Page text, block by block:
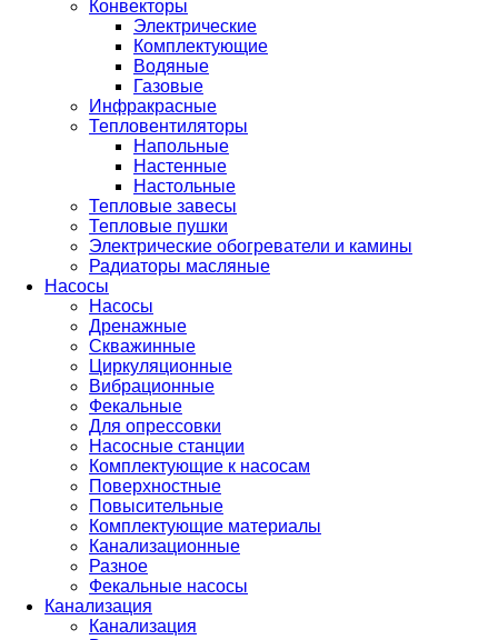
Конвекторы
Электрические
Комплектующие
Водяные
Газовые
Инфракрасные
Тепловентиляторы
Напольные
Настенные
Настольные
Тепловые завесы
Тепловые пушки
Электрические обогреватели и камины
Радиаторы масляные
Насосы
Насосы
Дренажные
Скважинные
Циркуляционные
Вибрационные
Фекальные
Для опрессовки
Насосные станции
Комплектующие к насосам
Поверхностные
Повысительные
Комплектующие материалы
Канализационные
Разное
Фекальные насосы
Канализация
Канализация